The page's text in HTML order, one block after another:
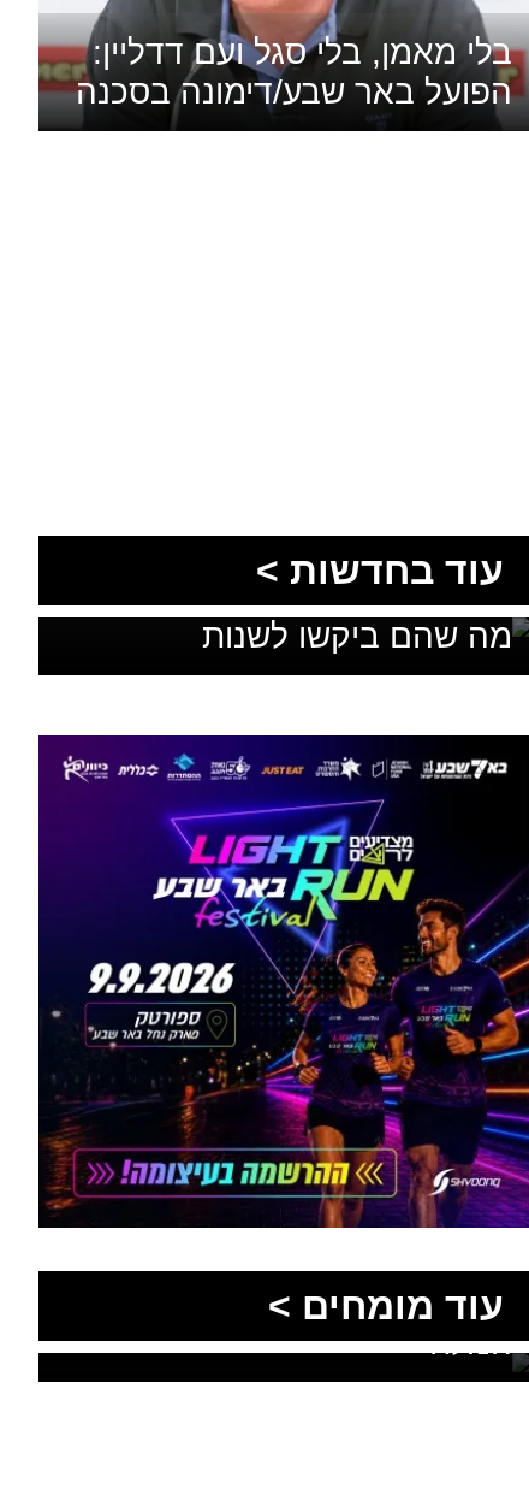
בלי מאמן, בלי סגל ועם דדליין:
הפועל באר שבע/דימונה בסכנה
עוד בחדשות >
1,600 מתושבי עומר השתתפו
בגיבוש תוכנית האב לחינוך: זה
מה שהם ביקשו לשנות
עוד מומחים >
הסעות בדרום 2026: כך
מתכננים נסיעה קבוצתית
מושלמת לנגב, לאילת ולים
המלח